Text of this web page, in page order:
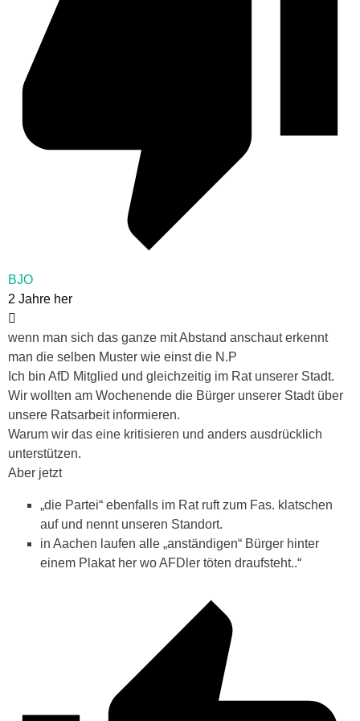
BJO
2 Jahre her
wenn man sich das ganze mit Abstand anschaut erkennt
man die selben Muster wie einst die N.P
Ich bin AfD Mitglied und gleichzeitig im Rat unserer Stadt.
Wir wollten am Wochenende die Bürger unserer Stadt über
unsere Ratsarbeit informieren.
Warum wir das eine kritisieren und anders ausdrücklich
unterstützen.
Aber jetzt
„die Partei“ ebenfalls im Rat ruft zum Fas. klatschen
auf und nennt unseren Standort.
in Aachen laufen alle „anständigen“ Bürger hinter
einem Plakat her wo AFDler töten draufsteht..“